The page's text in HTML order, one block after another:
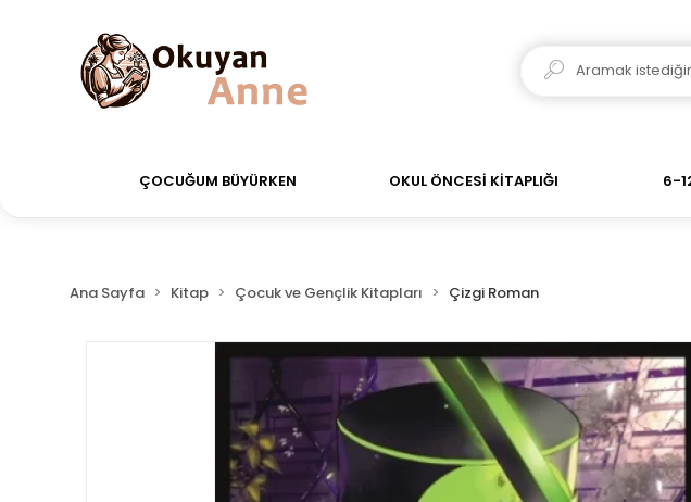
siparişler Aynı Gün Kargo! Saat 11:00'a kadar verdiğiniz
ÇOCUĞUM BÜYÜRKEN OKUL ÖNCESİ KİTAPLIĞI 6-
Ana Sayfa Kitap Çocuk ve Gençlik Kitapları Çizgi Roman